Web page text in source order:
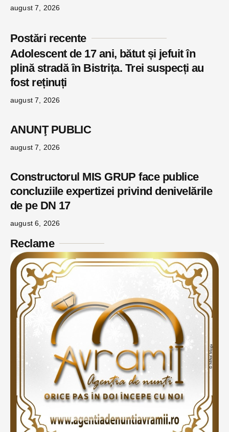
august 7, 2026
Postări recente
Adolescent de 17 ani, bătut și jefuit în
plină stradă în Bistrița. Trei suspecți au
fost reținuți
august 7, 2026
ANUNŢ PUBLIC
august 7, 2026
Constructorul MIS GRUP face publice
concluziile expertizei privind denivelările
de pe DN 17
august 6, 2026
Reclame